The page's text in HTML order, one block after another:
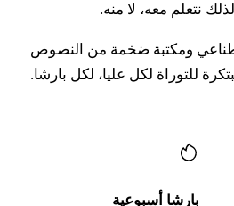
نتعلم معه، لا منه.
ومكتبة ضخمة من النصوص
للتوراة لكل عليا، لكل بارشا.
بارشا أسبوعية